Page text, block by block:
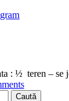
: ½ teren –